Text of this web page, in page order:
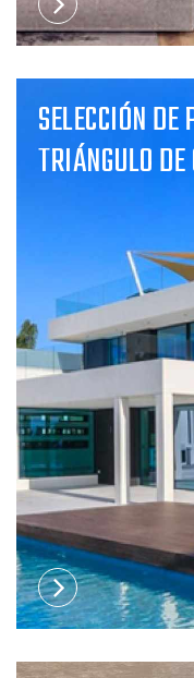
SELECCIÓN
TRIÁNGULO